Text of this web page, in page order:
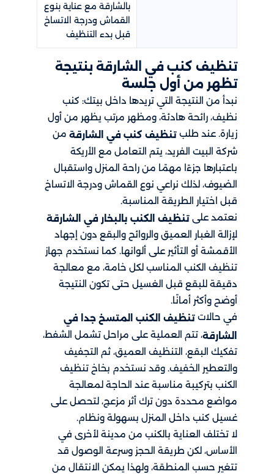
بالشارقة مع عناية بنوع
القماش ودرجة الاتساخ
قبل بدء التنظيف
تنظيف كنب في الشارقة بنتيجة
تظهر من أول جلسة
نبدأ من النتيجة التي تريدها داخل بيتك: كنب
نظيف، رائحة هادئة، ومظهر مرتب يظهر من أول
زيارة. عند طلب تنظيف كنب في الشارقة من
شركة البيت الفريد، يتم التعامل مع الأريكة
باعتبارها جزءًا مهمًا من راحة المنزل واستقبال
الضيوف، لذلك نراعي نوع القماش ودرجة الاتساخ
قبل اختيار الطريقة المناسبة.
نعتمد على تنظيف الكنب بالبخار في الشارقة
لإزالة الغبار العميق والروائح والبقع دون إجهاد
الأقمشة أو التأثير على ألوانها. كما نستخدم جهاز
تنظيف الكنب المناسب لكل خامة، مع معالجة
دقيقة للبقع قبل الغسيل حتى تكون النتيجة
أوضح وأكثر أمانًا.
في حالات تنظيف الكنب المتسخ جدا في
الشارقة، تتم العملية على مراحل تشمل الشفط،
تفكيك البقع، التنظيف العميق، ثم التجفيف
والتعطير الخفيف. وقد نستخدم بخاخ تنظيف
الكنب بتركيبة مناسبة عند الحاجة لمعالجة
مواضع محددة دون ترك أثر مزعج، لتحصل على
غسيل كنب داخل المنزل بسهولة ونظام.
لا تختلف العناية بالكنب من مدينة لأخرى في
الأساس، لكن طريقة الحجز وسرعة الوصول قد
تتغير حسب المنطقة، ولهذا يمكن الانتقال من